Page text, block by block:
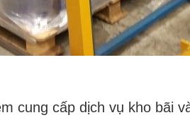
cung cấp dịch vụ kho bãi